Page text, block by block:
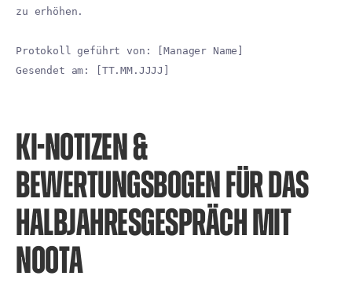
zu erhöhen.
Protokoll geführt von: [Manager Name]
Gesendet am: [TT.MM.JJJJ]
KI-NOTIZEN &
BEWERTUNGSBOGEN FÜR DAS
HALBJAHRESGESPRÄCH MIT
NOOTA